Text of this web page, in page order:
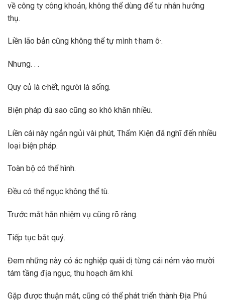
về công ty công khoản, không thể dùng để tư nhân hưởng
thụ.
Liền lão bản cũng không thể tự mình t·ham ô·.
Nhưng. . .
Quy củ là c·hết, người là sống.
Biện pháp dù sao cũng so khó khăn nhiều.
Liền cái này ngắn ngủi vài phút, Thẩm Kiện đã nghĩ đến nhiều
loại biện pháp.
Toàn bộ có thể hình.
Đều có thể ngục không thể tù.
Trước mắt hắn nhiệm vụ cũng rõ ràng.
Tiếp tục bắt quỷ.
Đem những này có ác nghiệp quái dị từng cái ném vào mười
tám tầng địa ngục, thu hoạch âm khí.
Gặp được thuận mắt, cũng có thể phát triển thành Địa Phủ